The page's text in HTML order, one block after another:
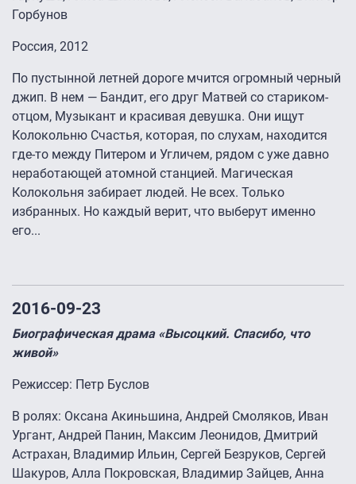
Горбунов
Россия, 2012
По пустынной летней дороге мчится огромный черный
джип. В нем — Бандит, его друг Матвей со стариком-
отцом, Музыкант и красивая девушка. Они ищут
Колокольню Счастья, которая, по слухам, находится
где-то между Питером и Угличем, рядом с уже давно
неработающей атомной станцией. Магическая
Колокольня забирает людей. Не всех. Только
избранных. Но каждый верит, что выберут именно
его...
2016-09-23
Биографическая драма «Высоцкий. Спасибо, что
живой»
Режиссер: Петр Буслов
В ролях: Оксана Акиньшина, Андрей Смоляков, Иван
Ургант, Андрей Панин, Максим Леонидов, Дмитрий
Астрахан, Владимир Ильин, Сергей Безруков, Сергей
Шакуров, Алла Покровская, Владимир Зайцев, Анна